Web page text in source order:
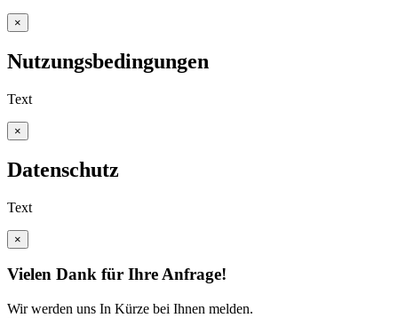
×
Nutzungsbedingungen
Text
×
Datenschutz
Text
×
Vielen Dank für Ihre Anfrage!
Wir werden uns In Kürze bei Ihnen melden.